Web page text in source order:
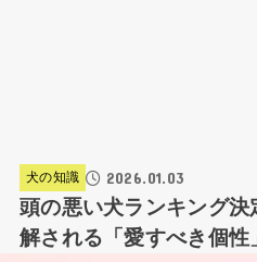
犬の知識 2026.01.03
頭の悪い犬ランキング
解される「愛すべき個性